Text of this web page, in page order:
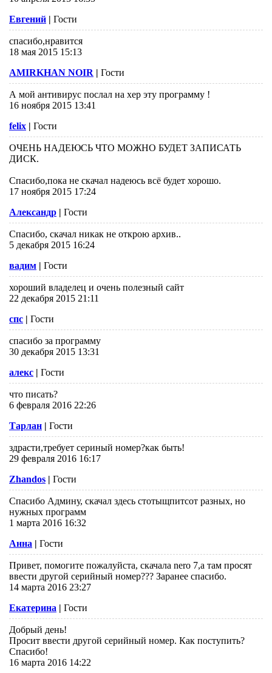
Евгений | Гости
спасибо,нравится
18 мая 2015 15:13
AMIRKHAN NOIR | Гости
А мой антивирус послал на хер эту программу !
16 ноября 2015 13:41
felix | Гости
ОЧЕНЬ НАДЕЮСЬ ЧТО МОЖНО БУДЕТ ЗАПИСАТЬ
ДИСК.
Спасибо,пока не скачал надеюсь всё будет хорошо.
17 ноября 2015 17:24
Александр | Гости
Спасибо, скачал никак не открою архив..
5 декабря 2015 16:24
вадим | Гости
хороший владелец и очень полезный сайт
22 декабря 2015 21:11
спс | Гости
спасибо за программу
30 декабря 2015 13:31
алекс | Гости
что писать?
6 февраля 2016 22:26
Тарлан | Гости
здрасти,требует сериный номер?как быть!
29 февраля 2016 16:17
Zhandos | Гости
Спасибо Админу, скачал здесь стотыщпитсот разных, но
нужных программ
1 марта 2016 16:32
Анна | Гости
Привет, помогите пожалуйста, скачала nero 7,а там просят
ввести другой серийный номер??? Заранее спасибо.
14 марта 2016 23:27
Екатерина | Гости
Добрый день!
Просит ввести другой серийный номер. Как поступить?
Спасибо!
16 марта 2016 14:22